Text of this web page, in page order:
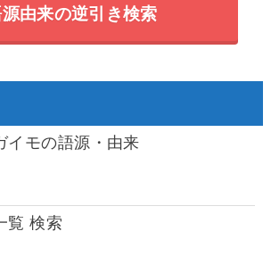
由来の逆引き検索
イモの語源・由来
覧 検索